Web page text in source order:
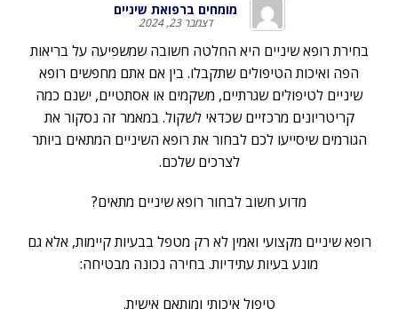
מומחים ברפואת שיניים
דצמבר 23, 2024
בחירת רופא שיניים היא החלטה חשובה שמשפיעה על בריאות
הפה ואיכות הטיפולים שתקבלו. בין אם אתם מחפשים רופא
שיניים לטיפולים שגרתיים, משקמים או אסתטיים, ישנם כמה
קריטריונים מרכזיים שכדאי לשקול. במאמר זה נסקור את
הגורמים שיסייעו לכם לבחור את רופא השיניים המתאים ביותר
לצרכים שלכם.
מדוע חשוב לבחור רופא שיניים מתאים?
רופא שיניים מקצועי ואמין לא רק מטפל בבעיות קיימות, אלא גם
מונע בעיות עתידיות. בחירה נכונה מבטיחה:
טיפול איכותי ומותאם אישית.